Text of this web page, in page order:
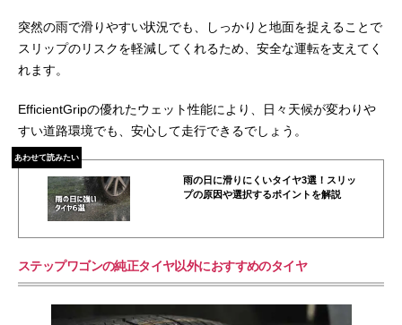
突然の雨で滑りやすい状況でも、しっかりと地面を捉えることで
スリップのリスクを軽減してくれるため、安全な運転を支えてく
れます。
EfficientGripの優れたウェット性能により、日々天候が変わりや
すい道路環境でも、安心して走行できるでしょう。
あわせて読みたい
雨の日に滑りにくいタイヤ3選！スリッ
プの原因や選択するポイントを解説
ステップワゴンの純正タイヤ以外におすすめのタイヤ